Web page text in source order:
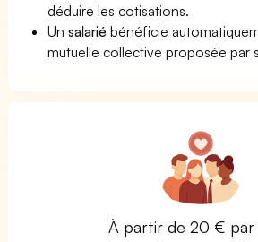
déduire les cotisations.
Unsalarié bénéficie
mutuelle collective proposée par
À partir de 20 € par